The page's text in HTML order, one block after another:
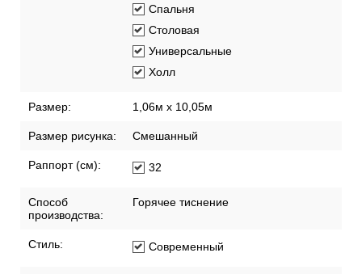
Спальня
Столовая
Универсальные
Холл
Размер: 1,06м х 10,05м
Размер рисунка: Смешанный
Раппорт (см): 32
Способ
производства:
Горячее тиснение
Стиль: Современный